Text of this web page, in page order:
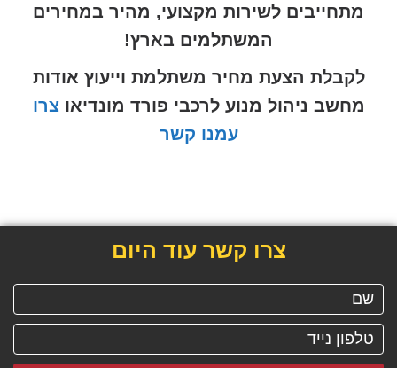
מתחייבים לשירות מקצועי, מהיר במחירים
המשתלמים בארץ!
לקבלת הצעת מחיר משתלמת וייעוץ אודות
מחשב ניהול מנוע לרכבי פורד מונדיאוצרו
עמנו קשר
צרו קשר עוד היום